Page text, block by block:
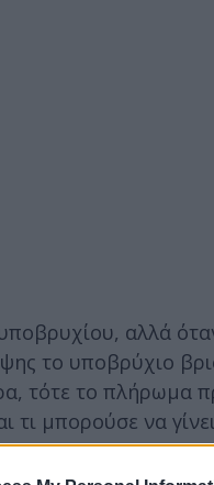
αλλά
το υποβρύχιο
τότε το πλήρωμα
μπορούσε να